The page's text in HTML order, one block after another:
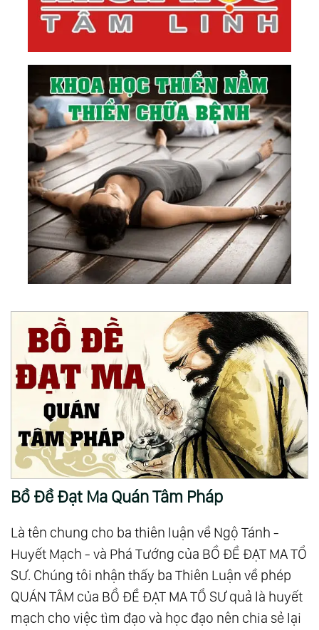
Bồ Đề Đạt Ma Quán Tâm Pháp
Là tên chung cho ba thiên luận về Ngộ Tánh -
Huyết Mạch - và Phá Tướng của BỒ ĐỀ ĐẠT MA TỔ
SƯ. Chúng tôi nhận thấy ba Thiên Luận về phép
QUÁN TÂM của BỒ ĐỀ ĐẠT MA TỔ SƯ quả là huyết
mạch cho việc tìm đạo và học đạo nên chia sẻ lại